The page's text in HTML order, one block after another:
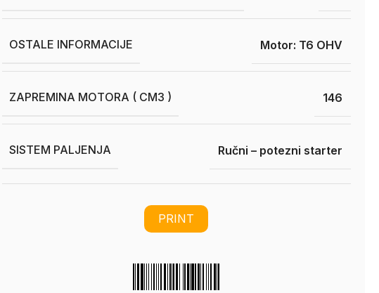
OSTALE INFORMACIJE Motor: T6 OHV
ZAPREMINA MOTORA ( CM3 ) 146
SISTEM PALJENJA Ručni – potezni starter
PRINT